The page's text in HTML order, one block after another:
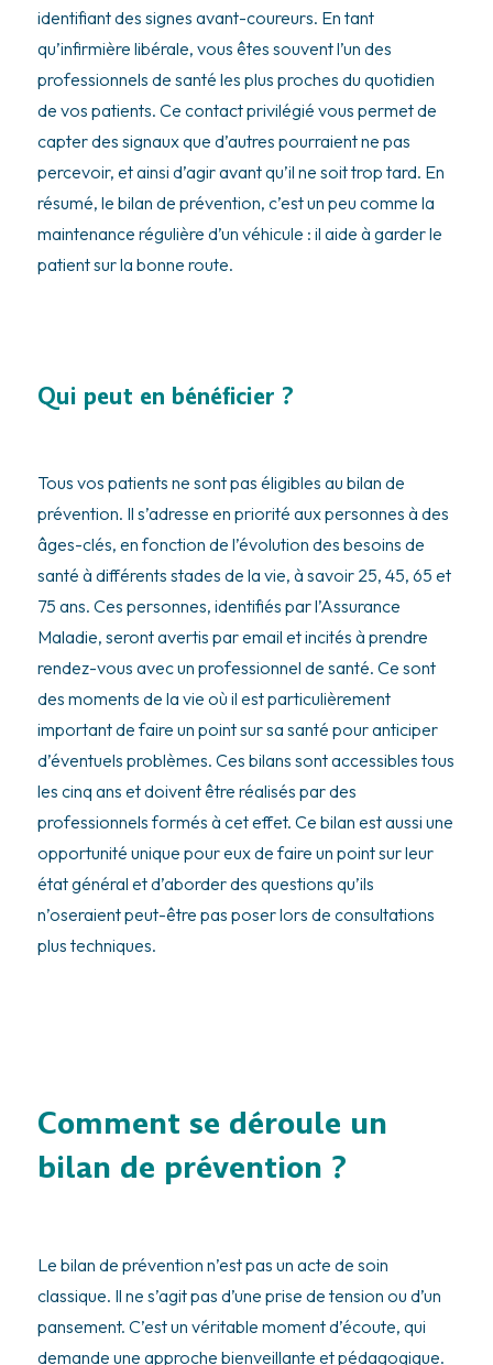
identifiant des signes avant-coureurs. En tant
qu’infirmière libérale, vous êtes souvent l’un des
professionnels de santé les plus proches du quotidien
de vos patients. Ce contact privilégié vous permet de
capter des signaux que d’autres pourraient ne pas
percevoir, et ainsi d’agir avant qu’il ne soit trop tard. En
résumé, le bilan de prévention, c’est un peu comme la
maintenance régulière d’un véhicule : il aide à garder le
patient sur la bonne route.
Qui peut en bénéficier ?
Tous vos patients ne sont pas éligibles au bilan de
prévention. Il s’adresse en priorité aux personnes à des
âges-clés, en fonction de l’évolution des besoins de
santé à différents stades de la vie, à savoir 25, 45, 65 et
75 ans. Ces personnes, identifiés par l’Assurance
Maladie, seront avertis par email et incités à prendre
rendez-vous avec un professionnel de santé. Ce sont
des moments de la vie où il est particulièrement
important de faire un point sur sa santé pour anticiper
d’éventuels problèmes. Ces bilans sont accessibles tous
les cinq ans et doivent être réalisés par des
professionnels formés à cet effet. Ce bilan est aussi une
opportunité unique pour eux de faire un point sur leur
état général et d’aborder des questions qu’ils
n’oseraient peut-être pas poser lors de consultations
plus techniques.
Comment se déroule un
bilan de prévention ?
Le bilan de prévention n’est pas un acte de soin
classique. Il ne s’agit pas d’une prise de tension ou d’un
pansement. C’est un véritable moment d’écoute, qui
demande une approche bienveillante et pédagogique.